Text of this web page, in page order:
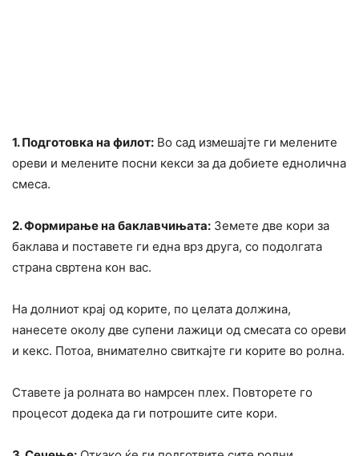
1. Подготовка на филот: Во сад измешајте ги мелените
ореви и мелените посни кекси за да добиете еднолична
смеса.
2. Формирање на баклавчињата: Земете две кори за
баклава и поставете ги една врз друга, со подолгата
страна свртена кон вас.
На долниот крај од корите, по целата должина,
нанесете околу две супени лажици од смесата со ореви
и кекс. Потоа, внимателно свиткајте ги корите во ролна.
Ставете ја ролната во намрсен плех. Повторете го
процесот додека да ги потрошите сите кори.